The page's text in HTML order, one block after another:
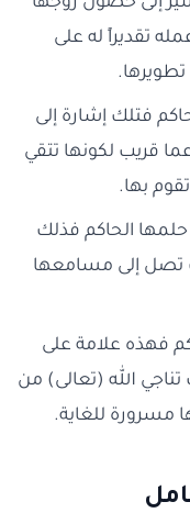
تقديراً له على
فتلك إشارة إلى
قريب لكونها تتقي
بها.
حلمها الحاكم فذلك
تصل إلى مسامعها
فهذه علامة على
تناجي الله (تعالى) من
مسرورة للغاية.